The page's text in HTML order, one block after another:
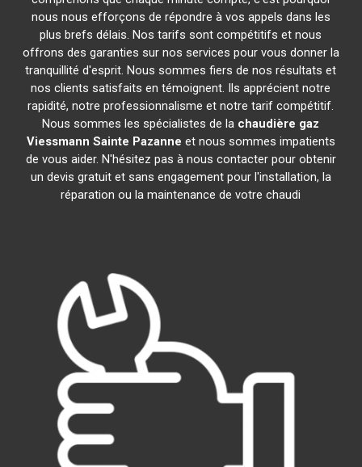
nous nous efforçons de répondre à vos appels dans les
plus brefs délais. Nos tarifs sont compétitifs et nous
offrons des garanties sur nos services pour vous donner la
tranquillité d'esprit. Nous sommes fiers de nos résultats et
nos clients satisfaits en témoignent. Ils apprécient notre
rapidité, notre professionnalisme et notre tarif compétitif.
Nous sommes les spécialistes de la chaudière gaz
Viessmann Sainte Pazanne et nous sommes impatients
de vous aider. N'hésitez pas à nous contacter pour obtenir
un devis gratuit et sans engagement pour l'installation, la
réparation ou la maintenance de votre chaudi